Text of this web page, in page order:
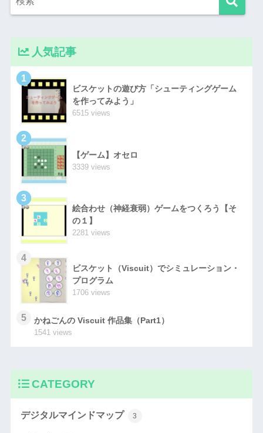
人気記事
1
ビスケットの遊び方「シューティングゲーム
を作ってみよう」
6515 views
2
【ゲーム】オセロ
3339 views
3
絵合わせ（神経衰弱）ゲームをつくろう【そ
の１】
2281 views
4
ビスケット（Viscuit）でシミュレーション・
プログラム
1706 views
5 かねごんの Viscuit 作品集（Part1）
1541 views
CATEGORY
デジタルマインドマップ 3